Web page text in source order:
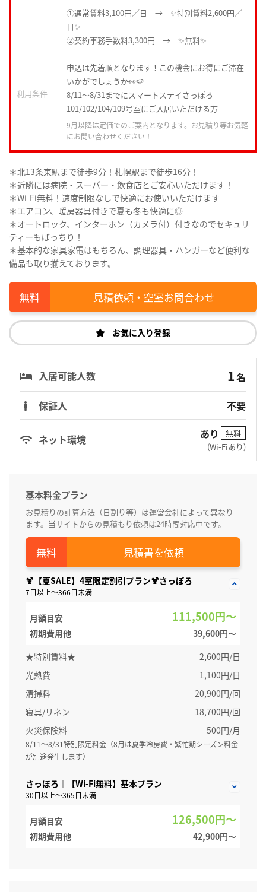
①通常賃料3,100円／日 → ✨特別賃料2,600円／
日✨
②契約事務手数料3,300円 → ✨無料✨
申込は先着順となります！この機会にお得にご滞在
いかがでしょうか👀🍉
利用条件
8/11～8/31までにスマートステイさっぽろ
101/102/104/109号室にご入居いただける方
9月以降は定価でのご案内となります。お見積り等お気軽
にお問い合わせください！
＊北13条東駅まで徒歩9分！札幌駅まで徒歩16分！
＊近隣には病院・スーパー・飲食店とご安心いただけます！
＊Wi-Fi無料！速度制限なしで快適にお使いいただけます
＊エアコン、暖房器具付きで夏も冬も快適に◎
＊オートロック、インターホン（カメラ付）付きなのでセキュリ
ティーもばっちり！
＊基本的な家具家電はもちろん、調理器具・ハンガーなど便利な
備品も取り揃えております。
見積依頼・空室お問合わせ
お気に入り登録
入居可能人数 1名
保証人
不要
ネット環境 あり
無料
(Wi-Fiあり)
基本料金プラン
お見積りの計算方法（日割り等）は運営会社によって異なり
ます。当サイトからの見積もり依頼は24時間対応中です。
見積書を依頼
🍹【夏SALE】4室限定割引プラン🍹さっぽろ
7日以上～366日未満
月額目安 111,500円～
初期費用他
39,600円〜
★特別賃料★
2,600円/日
光熱費
1,100円/日
清掃料
20,900円/回
寝具/リネン
18,700円/回
火災保険料
500円/月
8/11～8/31特別限定料金（8月は夏季冷房費・繁忙期シーズン料金
が別途発生します）
さっぽろ｜【Wi-Fi無料】基本プラン
30日以上～365日未満
月額目安 126,500円～
初期費用他 42,900円〜